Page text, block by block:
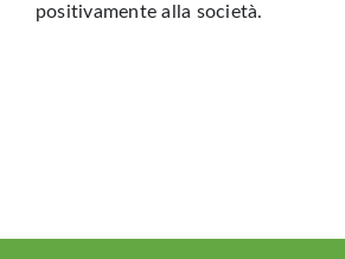
positivamente alla società.